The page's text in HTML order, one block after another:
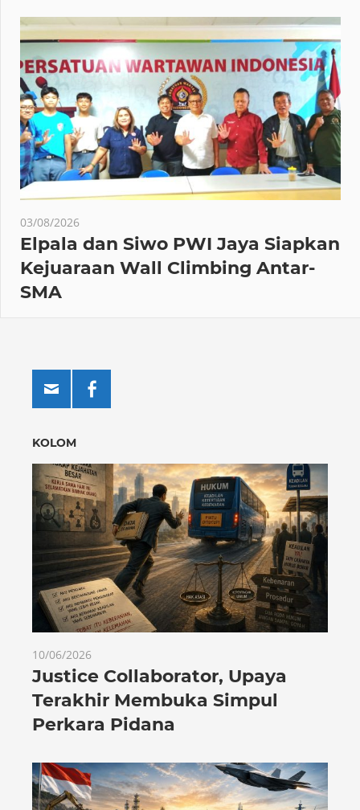
03/08/2026
Elpala dan Siwo PWI Jaya Siapkan
Kejuaraan Wall Climbing Antar-
SMA
KOLOM
10/06/2026
Justice Collaborator, Upaya
Terakhir Membuka Simpul
Perkara Pidana